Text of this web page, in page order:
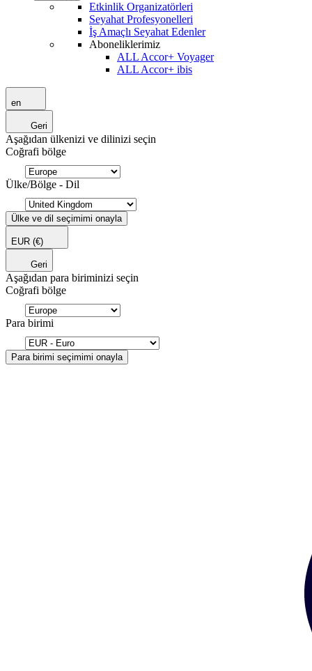
Etkinlik Organizatörleri
Seyahat Profesyonelleri
İş Amaçlı Seyahat Edenler
Aboneliklerimiz
ALL Accor+ Voyager
ALL Accor+ ibis
en
Geri
Aşağıdan ülkenizi ve dilinizi seçin
Coğrafi bölge
Ülke/Bölge - Dil
Ülke ve dil seçimimi onayla
EUR (€)
Geri
Aşağıdan para biriminizi seçin
Coğrafi bölge
Para birimi
Para birimi seçimimi onayla